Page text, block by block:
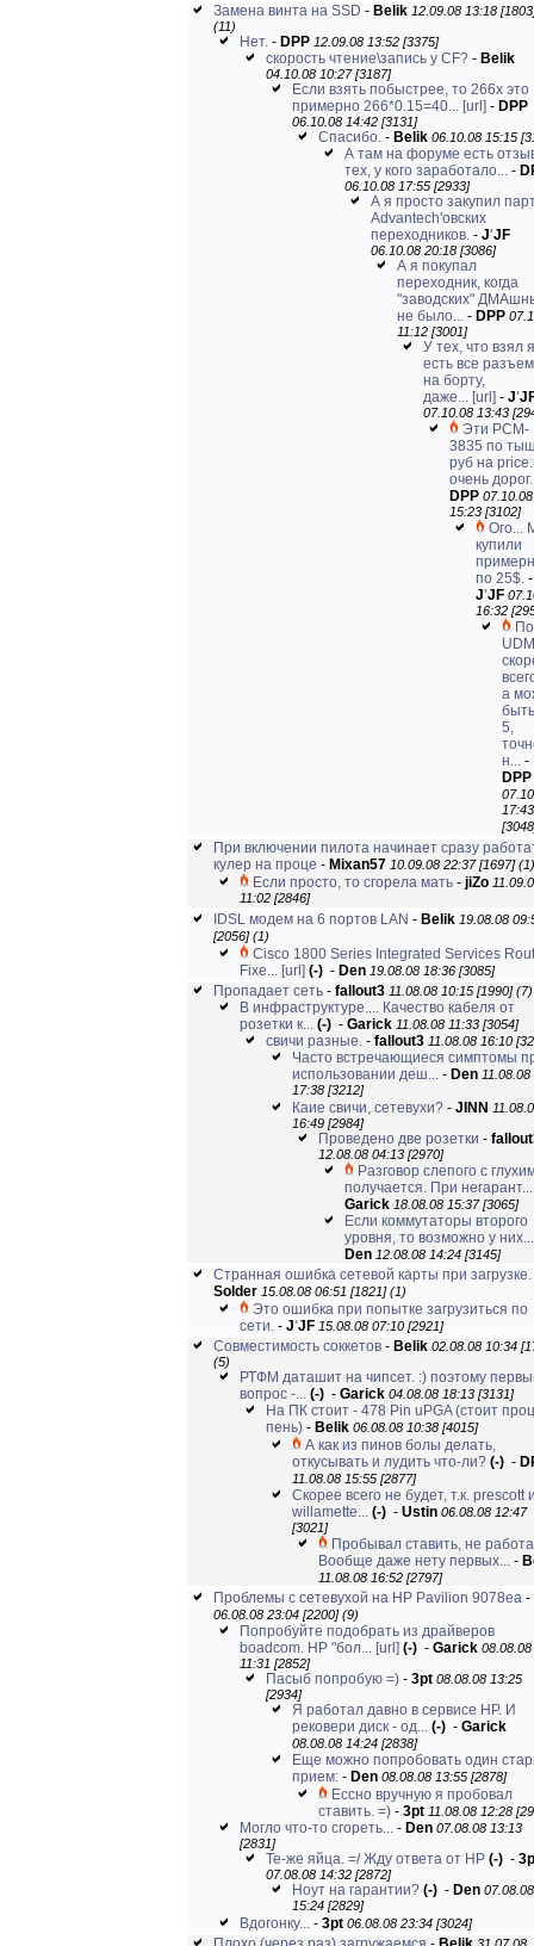
Замена винта на SSD - Belik 12.09.08 13:18
(11)
Нет. - DPP 12.09.08 13:52 [3375]
скорость чтение\запись у CF? - Belik
04.10.08 10:27 [3187]
Если взять побыстрее, то 266х это
примерно 266*0.15=40... [url] - DPP
06.10.08 14:42 [3131]
Спасибо. - Belik 06.10.08 15:15
А там на форуме есть
тех, у кого заработало... -
06.10.08 17:55 [2933]
А я просто закупил
Advantech'овских
переходников. - J'JF
06.10.08 20:18 [3086]
А я покупал
переходник, когда
"заводских"
не было... - DPP
11:12 [3001]
У тех, что взял я
есть все
на борту,
даже... [url] - J'
07.10.08 13:43
Эти PCM-
3835 по
руб на
очень
DPP 07.10.08
15:23 [3102]
Ого...
купили
по 25$. -
J'JF
16:32
По
а
5,
н... -
DPP
17:43
При включении пилота начинает сразу
кулер на проце - Mixan57 10.09.08 22:37 [1697] (1)
Если просто, то сгорела мать - jiZo
11:02 [2846]
IDSL модем на 6 портов LAN - Belik 19.08.08
[2056] (1)
Cisco 1800 Series Integrated Services
Fixe... [url] (-) - Den 19.08.08 18:36 [3085]
Пропадает сеть - fallout3 11.08.08 10:15 [1990] (7)
В инфраструктуре.... Качество кабеля от
розетки к... (-) - Garick 11.08.08 11:33 [3054]
свичи разные. - fallout3 11.08.08 16:10
Часто встречающиеся симптомы
использовании деш... - Den 11.08.08
17:38 [3212]
Каие свичи, сетевухи? - JINN
16:49 [2984]
Проведено две розетки -
12.08.08 04:13 [2970]
Разговор слепого с
получается. При негарант...
Garick 18.08.08 15:37 [3065]
Если коммутаторы второго
уровня, то возможно у них...
Den 12.08.08 14:24 [3145]
Странная ошибка сетевой карты при загрузке.
Solder 15.08.08 06:51 [1821] (1)
Это ошибка при попытке загрузиться по
сети. - J'JF 15.08.08 07:10 [2921]
Совместимость соккетов - Belik 02.08.08 10:34
(5)
РТФМ даташит на чипсет. :) поэтому
вопрос -... (-) - Garick 04.08.08 18:13 [3131]
На ПК стоит - 478 Pin uPGA (стоит
пень) - Belik 06.08.08 10:38 [4015]
А как из пинов болы делать,
откусывать и лудить что-ли? (-) -
11.08.08 15:55 [2877]
Скорее всего не будет, т.к. prescott
willamette... (-) - Ustin 06.08.08 12:47
[3021]
Пробывал ставить, не
Вообще даже нету первых... -
11.08.08 16:52 [2797]
Проблемы с сетевухой на HP Pavilion 9078ea -
06.08.08 23:04 [2200] (9)
Попробуйте подобрать из драйверов
boadcom. НР "бол... [url] (-) - Garick 08.08.08
11:31 [2852]
Пасыб попробую =) - 3pt 08.08.08 13:25
[2934]
Я работал давно в сервисе НР. И
рековери диск - од... (-) - Garick
08.08.08 14:24 [2838]
Еще можно попробовать один
прием: - Den 08.08.08 13:55 [2878]
Ессно вручную я пробовал
ставить. =) - 3pt 11.08.08 12:28
Могло что-то сгореть... - Den 07.08.08 13:13
[2831]
Те-же яйца. =/ Жду ответа от HP (-) -
07.08.08 14:32 [2872]
Ноут на гарантии? (-) - Den 07.08.08
15:24 [2829]
Вдогонку... - 3pt 06.08.08 23:34 [3024]